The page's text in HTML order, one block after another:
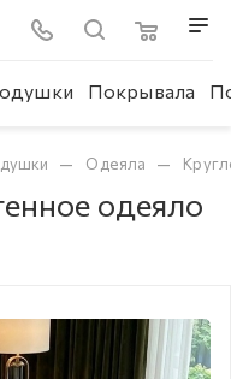
Покрывала
— Одеяла —
одеяло